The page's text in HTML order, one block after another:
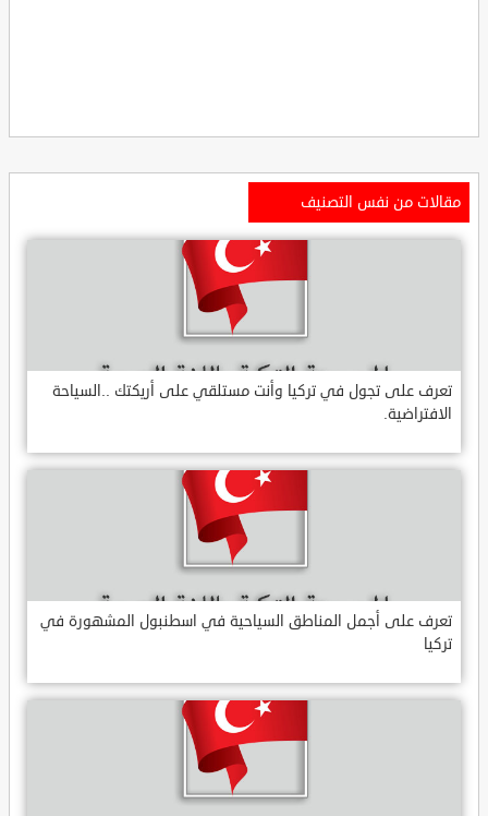
مقالات من نفس التصنيف
تعرف على تجول في تركيا وأنت مستلقي على أريكتك ..السياحة
الافتراضية.
تعرف على أجمل المناطق السياحية في اسطنبول المشهورة في
تركيا